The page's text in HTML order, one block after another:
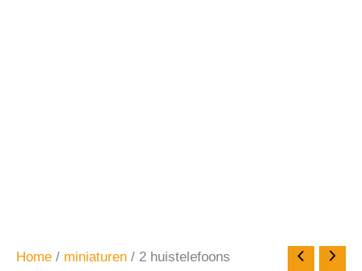
Home / miniaturen / 2 huistelefoons